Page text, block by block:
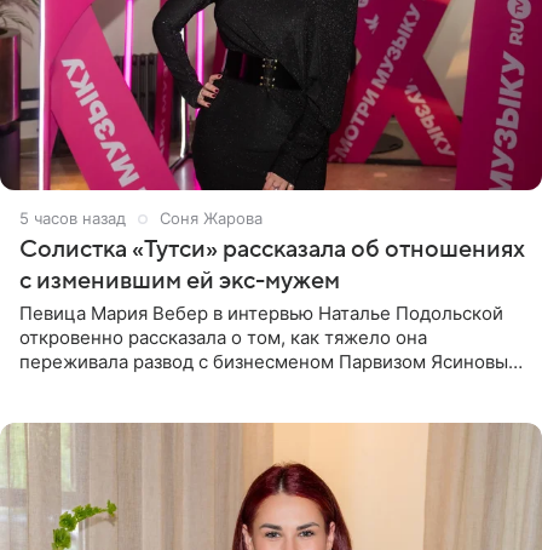
5 часов назад Соня Жарова
Солистка «Тутси» рассказала об отношениях
с изменившим ей экс-мужем
Певица Мария Вебер в интервью Наталье Подольской
откровенно рассказала о том, как тяжело она
переживала развод с бизнесменом Парвизом Ясиновым.